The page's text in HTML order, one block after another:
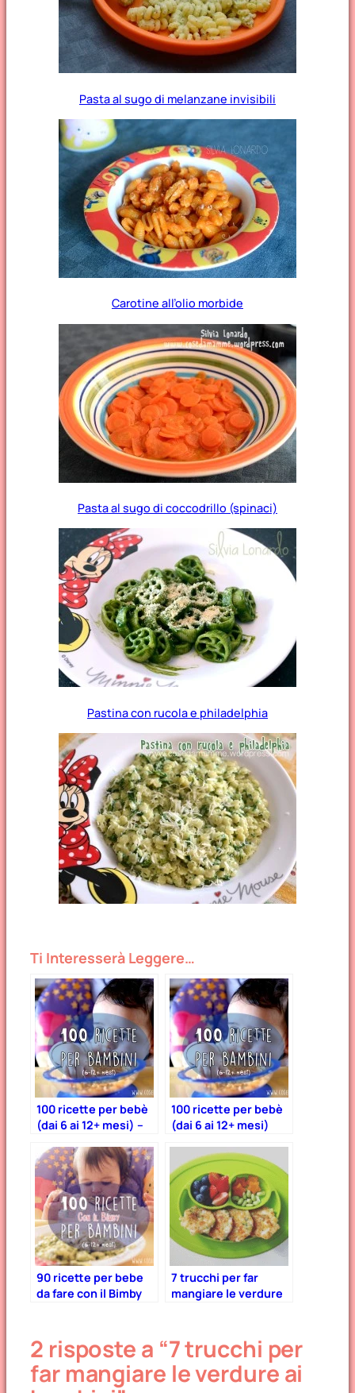
Pasta al sugo di melanzane invisibili
Carotine all’olio morbide
Pasta al sugo di coccodrillo (spinaci)
Pastina con rucola e philadelphia
Ti Interesserà Leggere…
100 ricette per bebè
(dai 6 ai 12+ mesi) –
100 ricette per bebè
(dai 6 ai 12+ mesi)
90 ricette per bebe
da fare con il Bimby
7 trucchi per far
mangiare le verdure
2 risposte a “7 trucchi per
far mangiare le verdure ai